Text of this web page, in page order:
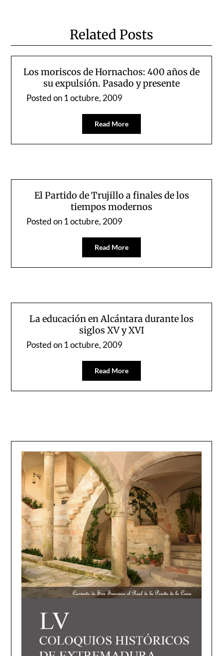
Related Posts
Los moriscos de Hornachos: 400 años de
su expulsión. Pasado y presente
Posted on1 octubre, 2009
Read More
El Partido de Trujillo a finales de los
tiempos modernos
Posted on1 octubre, 2009
Read More
La educación en Alcántara durante los
siglos XV y XVI
Posted on1 octubre, 2009
Read More